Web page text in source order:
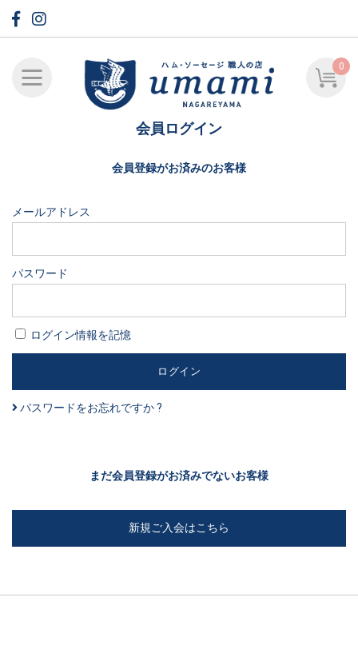
0
会員ログイン
会員登録がお済みのお客様
メールアドレス
パスワード
ログイン情報を記憶
パスワードをお忘れですか ?
まだ会員登録がお済みでないお客様
新規ご入会はこちら